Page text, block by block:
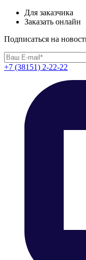
Для заказчика
Заказать онлайн
Подписаться на
+7 (38151) 2-22-22